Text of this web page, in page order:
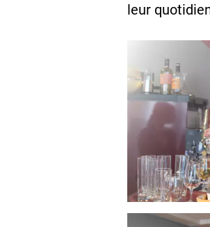
leur